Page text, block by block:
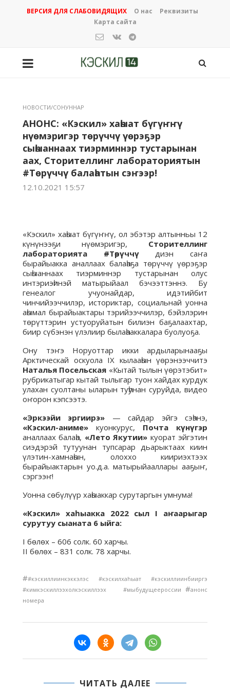
ВЕРСИЯ ДЛЯ СЛАБОВИДЯЩИХ О нас
Реквизиты
Карта сайта
НОВОСТИ/СОНУННАР
АНОНС: «Кэскил» хаһыат бүгүҥҥү
нүөмэригэр төрүччү үөрэҕэр
сыһыаннаах тиэрминнэр тустарынан
аах, Сторителлинг лабораториятын
#Төрүччү балаһатын сэҥээр!
12.10.2021 15:57
«Кэскил» хаһыат бүгүҥҥү, ол эбэтэр алтынньы 12
күнүнээҕи нүөмэригэр, Сторителлинг
лабораторията #Төрүччүдиэн саҥа
бырайыакка аналлаах балаһаҕа төрүччү үөрэҕэр
сыһыаннаах тиэрминнэр тустарынан олус
интэриэһинэй матырыйаал бэчээттэннэ. Бу
генеалог учуонайдар, идэтийбит
чинчийээччилэр, историктар, социальнай уонна
аһымал бырайыактары тэрийээччилэр, бэйэлэрин
төрүттэрин устуоруйатын билиэн баҕалаахтар,
биир сүбэнэн үлэлиир былаһааккалара буолуоҕа.
Ону тэҥэ Норуоттар икки ардыларынааҕы
Арктическай оскуола IX кылааһын үөрэнээччитэ
Наталья Посельская «Кытай тылын үөрэтэбит»
рубрикатыгар кытай тылыгар туон хайдах курдук
улахан суолтаны ыларын туһунан суруйда, видео
оҥорон кэпсээтэ.
«Эркээйи эргиирэ» — сайдар эйгэ сэһэнэ,
«Кэскил-аниме» куонкурус, Почта күнүгэр
аналлаах балаһа, «Лето Якутии» куорат эйгэтин
сиэдэрэй тутуунан тупсарар дьарыктаах киин
үлэтин-хамнаһын, олоххо киириэхтээх
бырайыактарын уо.д.а. матырыйааллары ааҕыҥ,
сэргээҥ!
Уонна сөбүлүүр хаһыаккар сурутаргын умнума!
«Кэскил» хаһыакка 2022 сыл I аҥаарыгар
сурутуу сыаната 6 ыйга:
I бөлөх – 606 солк. 60 харчы.
II бөлөх – 831 солк. 78 харчы.
##кэскиллиинкэккэлэс #кэскилхаhыат #кэскиллиинбииргэ
#кимкэскиллээхолкэскиллээх #мыбудущеероссии #анонс
номера
ЧИТАТЬ ДАЛЕЕ